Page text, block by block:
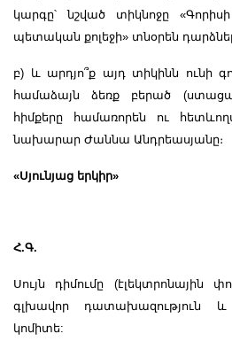
կարգը՝ նշված տիկնոջը
պետական քոլեջի» տնօրեն
բ) և արդյո՞ք այդ տիկինն ունի
համաձայն ձեռք բերած
հիմքերը համառորեն ու
նախարար Ժաննա Անդրեասյանը։
«Սյունյաց երկիր»
Հ.Գ.
Սույն դիմումը (էլեկտրոնային
գլխավոր դատախազություն և
կոմիտե: